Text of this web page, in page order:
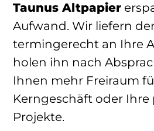
Taunus Altpapier
Aufwand. Wir liefern
termingerecht an Ihre
holen ihn nach
Ihnen mehr Freiraum
Kerngeschäft oder Ihre
Projekte.